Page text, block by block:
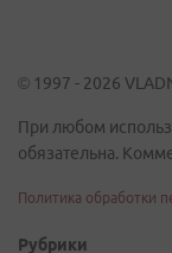
© 1997 - 2026
При любом
обязательна.
Политика обработки
Рубрики